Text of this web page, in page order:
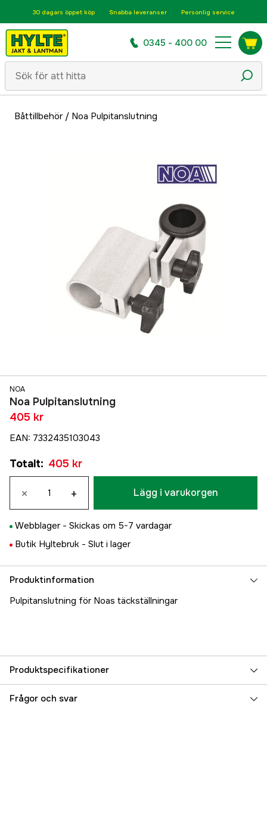
30 dagars öppet köp Snabba leveranser Personlig service
0345 - 400 00
Båttillbehör/ Noa Pulpitanslutning
NOA
Noa Pulpitanslutning
405 kr
EAN: 7332435103043
Totalt: 405 kr
× + Lägg i varukorgen
Webblager - Skickas om 5-7 vardagar
Butik Hyltebruk - Slut i lager
Produktinformation
Pulpitanslutning för Noas täckställningar
Produktspecifikationer
Referensnummer 5000022603
Frågor och svar